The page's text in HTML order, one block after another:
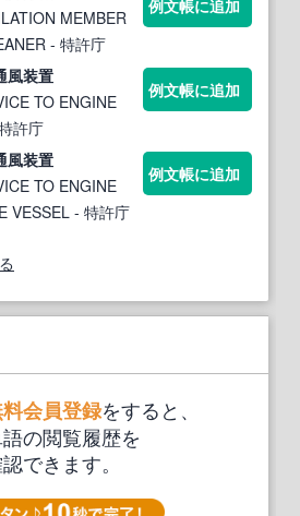
MEMBER
- 特許庁
例文帳に追加
風装置
TO ENGINE
許庁
例文帳に追加
風装置
TO ENGINE
VESSEL - 特許庁
例文帳に追加
会員登録をすると、
の閲覧履歴を
できます。